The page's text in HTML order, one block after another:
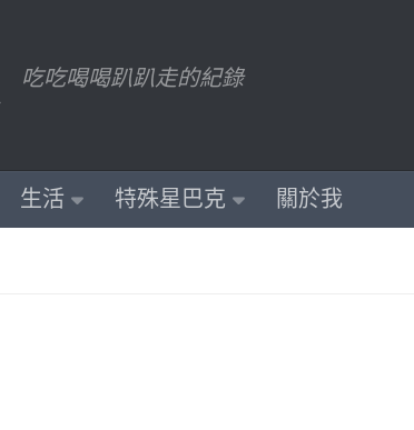
吃吃喝喝趴趴走的紀錄
生活 特殊星巴克 關於我